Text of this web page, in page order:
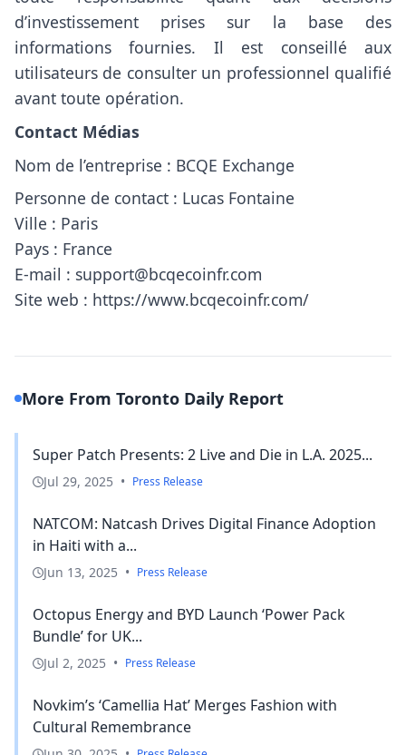
d’investissement prises sur la base des
informations fournies. Il est conseillé aux
utilisateurs de consulter un professionnel qualifié
avant toute opération.
Contact Médias
Nom de l’entreprise : BCQE Exchange
Personne de contact : Lucas Fontaine
Ville : Paris
Pays : France
E-mail : support@bcqecoinfr.com
Site web : https://www.bcqecoinfr.com/
More From Toronto Daily Report
Super Patch Presents: 2 Live and Die in L.A. 2025...
Jul 29, 2025 • Press Release
NATCOM: Natcash Drives Digital Finance Adoption
in Haiti with a...
Jun 13, 2025 • Press Release
Octopus Energy and BYD Launch ‘Power Pack
Bundle’ for UK...
Jul 2, 2025 • Press Release
Novkim’s ‘Camellia Hat’ Merges Fashion with
Cultural Remembrance